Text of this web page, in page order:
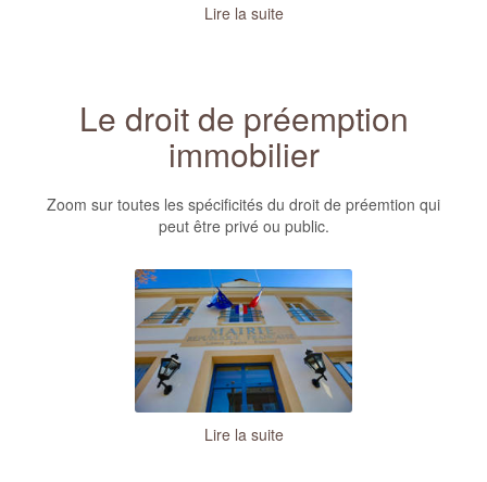
Lire la suite
Le droit de préemption
immobilier
Zoom sur toutes les spécificités du droit de préemtion qui
peut être privé ou public.
Lire la suite